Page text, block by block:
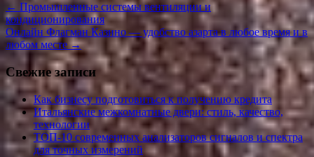
← Промышленные системы вентиляции и
кондиционирования
Онлайн Флагман Казино — удобство азарта в любое время и в
любом месте →
Свежие записи
Как бизнесу подготовиться к получению кредита
Итальянские межкомнатные двери: стиль, качество,
технологии
ТОП-10 современных анализаторов сигналов и спектра
для точных измерений